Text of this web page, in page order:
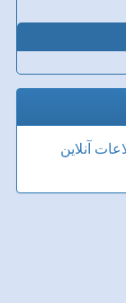
آنلاین